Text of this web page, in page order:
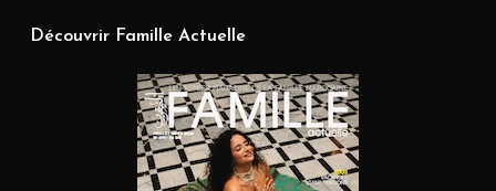
Découvrir Famille Actuelle